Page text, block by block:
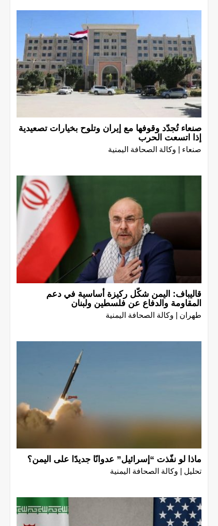
صنعاء تُجدّد وقوفها مع إيران وتلوح بخيارات تصعيدية
إذا اتسعت الحرب
صنعاء | وكالة الصحافة اليمنية
قاليباف: اليمن شكّل ركيزة أساسية في دعم
المقاومة والدفاع عن فلسطين ولبنان
طهران | وكالة الصحافة اليمنية
ماذا لو نفّذت “إسرائيل” عدوانًا جديدًا على اليمن؟
تحليل | وكالة الصحافة اليمنية